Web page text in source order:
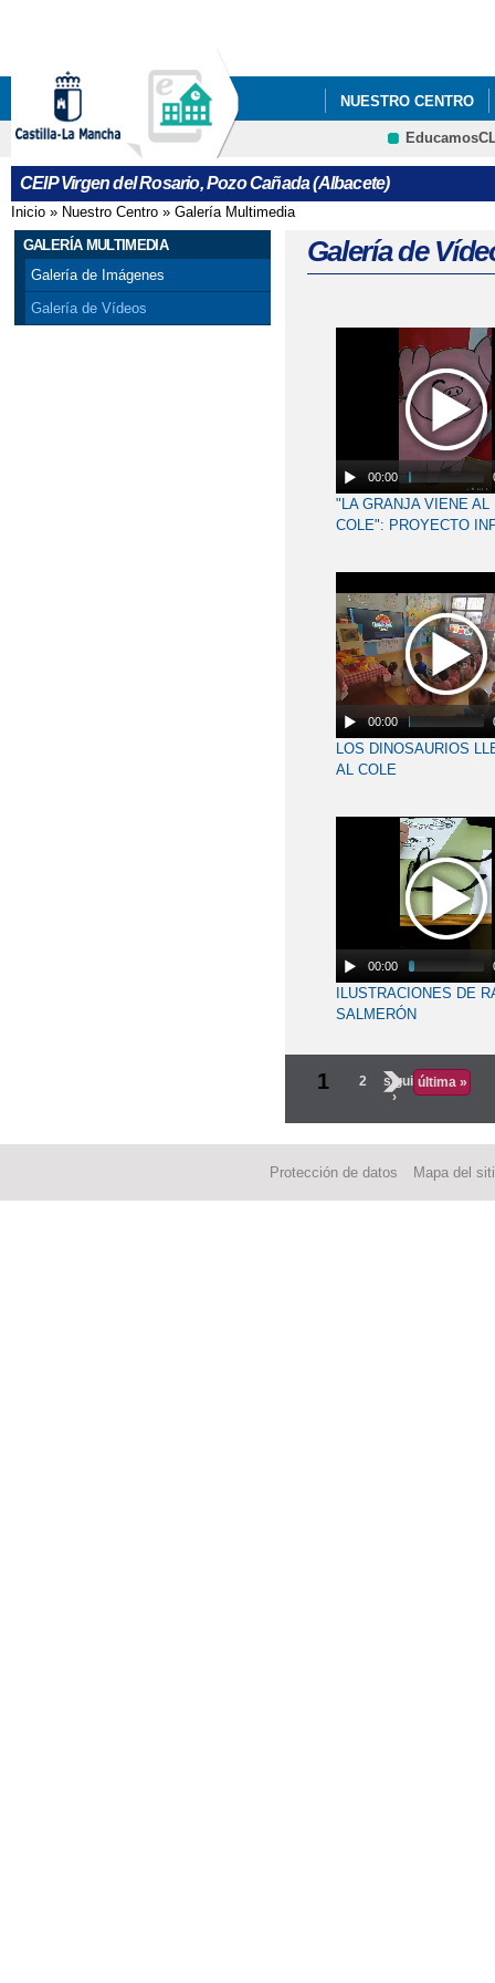
NUESTRO CENTRO
CEIP Virgen del Rosario, Pozo Cañada (Albacete)
Se encuentra usted aquí
Inicio » Nuestro Centro » Galería Multimedia
GALERÍA MULTIMEDIA
Galería de Imágenes
Galería de Vídeos
Galería de
00:00
"LA GRANJA VIENE AL
COLE": PROYECTO
00:00
LOS DINOSAURIOS
AL COLE
00:00
ILUSTRACIONES DE
SALMERÓN
1 2
siguiente
›
última »
Protección de datos Mapa del